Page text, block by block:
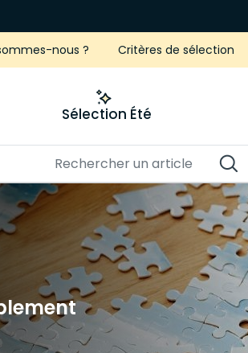
nous ? Critères de sélection
Sélection Été